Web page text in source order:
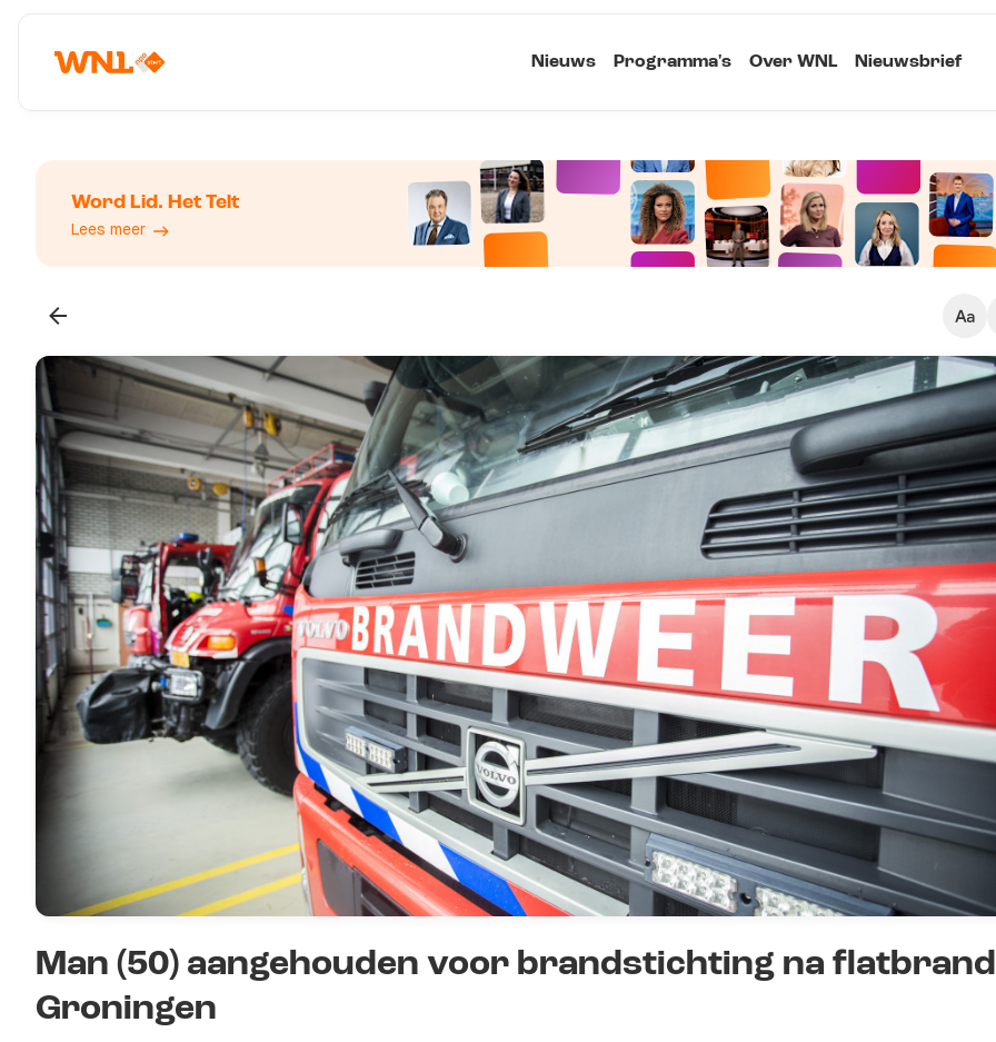
Nieuws Programma's Over WNL Nieuwsbrief
Word Lid. Het Telt
Lees meer
Klein
Standaard
Groot
Kopieer link
Man (50) aangehouden voor brandstichting na flatbrand
Groningen